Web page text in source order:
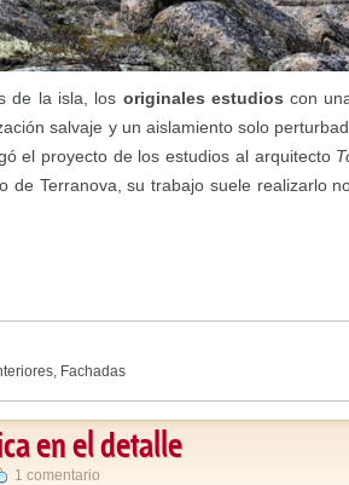
de la isla, los originales estudios con
salvaje y un aislamiento solo
el proyecto de los estudios al arquitecto
de Terranova, su trabajo suele realizarlo
, Fachadas
en el detalle
1 comentario